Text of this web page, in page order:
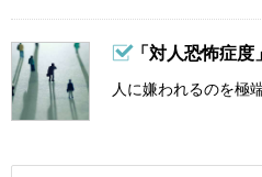
「対人恐怖症度
人に嫌われるのを極